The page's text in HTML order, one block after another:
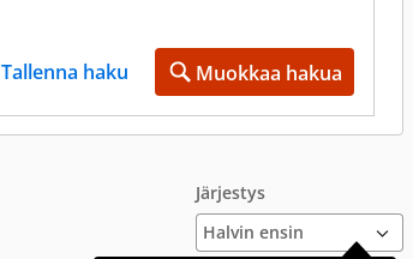
Tallenna haku Muokkaa hakua
Järjestys